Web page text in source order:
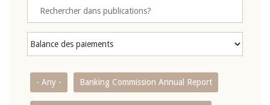
- Any - Banking Commission Annual Report